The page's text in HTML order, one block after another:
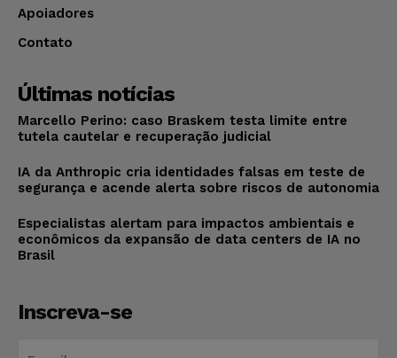
Apoiadores
Contato
Últimas notícias
Marcello Perino: caso Braskem testa limite entre
tutela cautelar e recuperação judicial
IA da Anthropic cria identidades falsas em teste de
segurança e acende alerta sobre riscos de autonomia
Especialistas alertam para impactos ambientais e
econômicos da expansão de data centers de IA no
Brasil
Inscreva-se